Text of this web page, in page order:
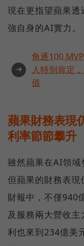
現在更指望蘋果
強自身的AI實力。
➜
角逐100
人特別肯定
值
蘋果財務表現
利率節節攀升
雖然蘋果在AI領域
但蘋果的財務表
財報中，不僅940
及服務兩大營收
利也來到234億美